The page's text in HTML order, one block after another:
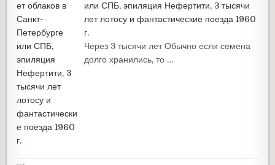
или СПБ, эпиляция Нефертити, 3 тысячи
лет лотосу и фантастические поезда 1960
г.
Через 3 тысячи лет Обычно если семена
долго хранились, то …